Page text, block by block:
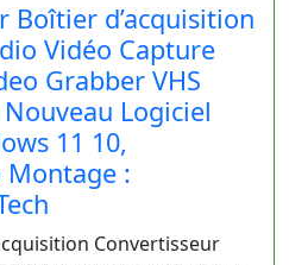
Boîtier d’acquisition
Vidéo Capture
Grabber VHS
Logiciel
11 10,
:
Convertisseur